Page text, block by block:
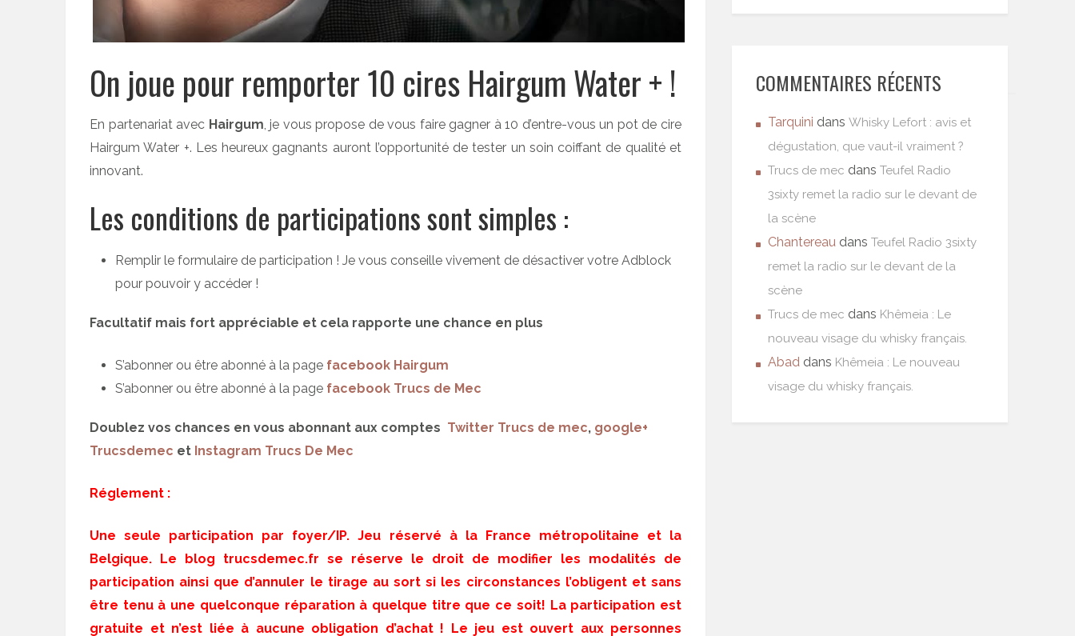
On joue pour remporter 10 cires Hairgum Water + !
En partenariat avec Hairgum, je vous propose de vous faire gagner à 10 d’entre-vous un pot de cire
Hairgum Water +. Les heureux gagnants auront l’opportunité de tester un soin coiffant de qualité et
innovant.
Les conditions de participations sont simples :
Remplir le formulaire de participation ! Je vous conseille vivement de désactiver votre Adblock
pour pouvoir y accéder !
Facultatif mais fort appréciable et cela rapporte une chance en plus
S’abonner ou être abonné à la page facebook Hairgum
S’abonner ou être abonné à la page facebook Trucs de Mec
Doublez vos chances en vous abonnant aux comptes Twitter Trucs de mec, google+
Trucsdemec et Instagram Trucs De Mec
Réglement :
Une seule participation par foyer/IP. Jeu réservé à la France métropolitaine et la
Belgique. Le blog trucsdemec.fr se réserve le droit de modifier les modalités de
participation ainsi que d’annuler le tirage au sort si les circonstances l’obligent et sans
être tenu à une quelconque réparation à quelque titre que ce soit! La participation est
gratuite et n’est liée à aucune obligation d’achat ! Le jeu est ouvert aux personnes
COMMENTAIRES RÉCENTS
Tarquini dans Whisky Lefort : avis et
dégustation, que vaut-il vraiment ?
Trucs de mec dans Teufel Radio
3sixty remet la radio sur le devant de
la scène
Chantereau dans Teufel Radio 3sixty
remet la radio sur le devant de la
scène
Trucs de mec dans Khêmeia : Le
nouveau visage du whisky français.
Abad dans Khêmeia : Le nouveau
visage du whisky français.